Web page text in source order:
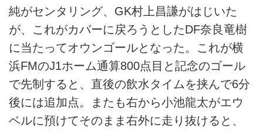
純がセンタリング、GK村上昌謙がはじいた
が、これがカバーに戻ろうとしたDF奈良竜樹
に当たってオウンゴールとなった。これが横
浜FMのJ1ホーム通算800点目と記念のゴール
で先制すると、直後の飲水タイムを挟んで6分
後には追加点。またも右から小池龍太がエウ
ベルに預けてそのまま右外に走り抜けると、